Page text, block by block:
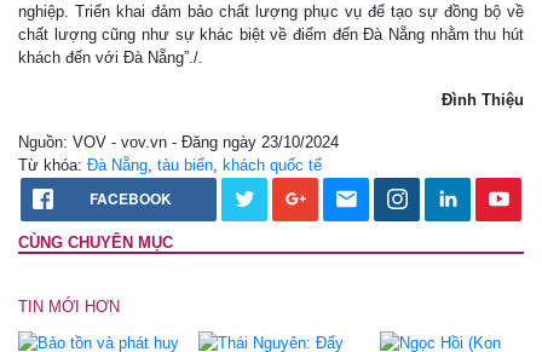
nghiệp. Triển khai đảm bảo chất lượng phục vụ để tạo sự đồng bộ về
chất lượng cũng như sự khác biệt về điểm đến Đà Nẵng nhằm thu hút
khách đến với Đà Nẵng”./.
Đình Thiệu
Nguồn: VOV - vov.vn - Đăng ngày 23/10/2024
Từ khóa: Đà Nẵng tàu biển khách quốc tế
FACEBOOK
CÙNG CHUYÊN MỤC
TIN MỚI HƠN